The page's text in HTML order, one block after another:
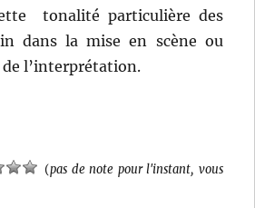
tonalité particulière des
dans la mise en scène ou
l’interprétation.
(pas de note pour l'instant, vous